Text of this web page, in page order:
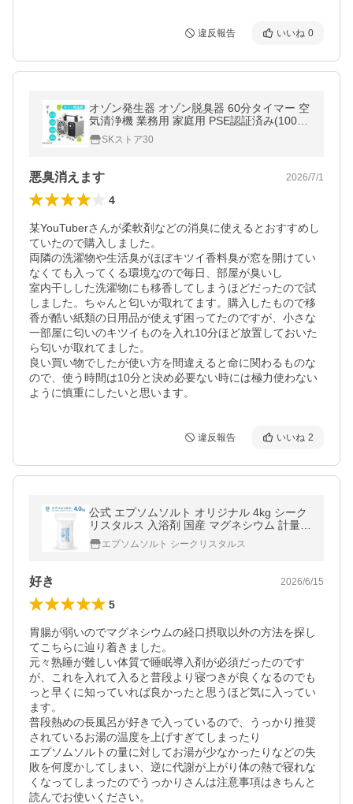
違反報告 いいね 0
オゾン発生器 オゾン脱臭器 60分タイマー 空
気清浄機 業務用 家庭用 PSE認証済み(10000
mg/h) 60分タイマー消臭 除菌 5-0畳対応
SKストア30
悪臭消えます 2026/7/1
4
某YouTuberさんが柔軟剤などの消臭に使えるとおすすめし
ていたので購入しました。
両隣の洗濯物や生活臭がほぼキツイ香料臭が窓を開けてい
なくても入ってくる環境なので毎日、部屋が臭いし
室内干しした洗濯物にも移香してしまうほどだったので試
しました。ちゃんと匂いが取れてます。購入したもので移
香が酷い紙類の日用品が使えず困ってたのですが、小さな
一部屋に匂いのキツイものを入れ10分ほど放置しておいた
ら匂いが取れてました。
良い買い物でしたが使い方を間違えると命に関わるものな
ので、使う時間は10分と決め必要ない時には極力使わない
ように慎重にしたいと思います。
違反報告 いいね 2
公式 エプソムソルト オリジナル 4kg シーク
リスタルス 入浴剤 国産 マグネシウム 計量ス
プーン付【送料無料！(北海道・九州・沖繩
を除く）】
エプソムソルト シークリスタルス
好き 2026/6/15
5
胃腸が弱いのでマグネシウムの経口摂取以外の方法を探し
てこちらに辿り着きました。
元々熟睡が難しい体質で睡眠導入剤が必須だったのです
が、これを入れて入ると普段より寝つきが良くなるのでも
っと早くに知っていれば良かったと思うほど気に入ってい
ます。
普段熱めの長風呂が好きで入っているので、うっかり推奨
されているお湯の温度を上げすぎてしまったり
エプソムソルトの量に対してお湯が少なかったりなどの失
敗を何度かしてしまい、逆に代謝が上がり体の熱で寝れな
くなってしまったのでうっかりさんは注意事項はきちんと
読んでお使いください。